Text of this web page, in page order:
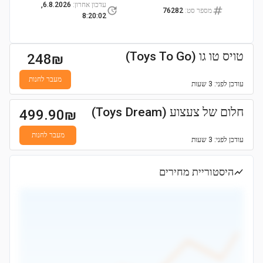
מספר סט:
76282
עדכון אחרון:
6.8.2026,
8:20:02
טויס טו גו (Toys To Go)
עודכן לפני: 3 שעות
248₪
מעבר לחנות
חלום של צעצוע (Toys Dream)
עודכן לפני: 3 שעות
499.90₪
מעבר לחנות
היסטוריית מחירים